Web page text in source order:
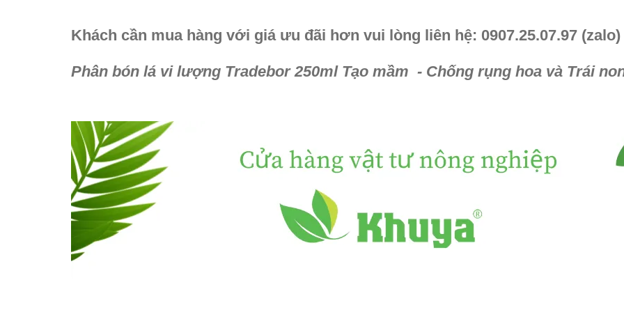
Khách cần mua hàng với giá ưu đãi hơn vui lòng liên hệ: 0907.25.07.97 (zalo)
Phân bón lá vi lượng Tradebor 250ml Tạo mầm - Chống rụng hoa và Trái